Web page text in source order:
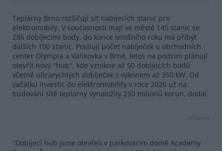
Teplárny Brno rozšiřují síť nabíjecích stanic pro
elektromobily. V současnosti mají ve městě 145 stanic se
286 dobíjecími body, do konce letošního roku má přibýt
dalších 100 stanic. Posilují počet nabíječek u obchodních
center Olympia a Vaňkovka v Brně, letos na podzim plánují
otevřít nový "hub", kde vznikne až 50 dobíjecích bodů
včetně ultrarychlých dobíječek s výkonem až 350 kW. Od
začátku investic do elektromobility v roce 2020 už na
budování sítě teplárny vynaložily 250 milionů korun, dodal.
reklama
"Dobíjecí hub jsme otevřeli v parkovacím domě Academy